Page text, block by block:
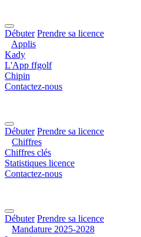
Débuter Prendre sa licence
Applis
Kady
L'App ffgolf
Chipin
Contactez-nous
Débuter Prendre sa licence
Chiffres
Chiffres clés
Statistiques licence
Contactez-nous
Débuter Prendre sa licence
Mandature 2025-2028